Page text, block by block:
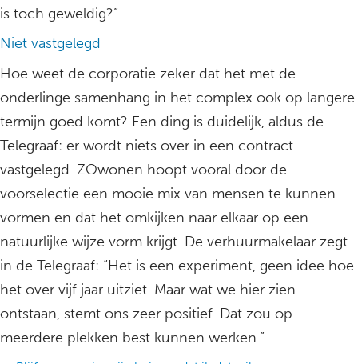
is toch geweldig?”
Niet vastgelegd
Hoe weet de corporatie zeker dat het met de
onderlinge samenhang in het complex ook op langere
termijn goed komt? Een ding is duidelijk, aldus de
Telegraaf: er wordt niets over in een contract
vastgelegd. ZOwonen hoopt vooral door de
voorselectie een mooie mix van mensen te kunnen
vormen en dat het omkijken naar elkaar op een
natuurlijke wijze vorm krijgt. De verhuurmakelaar zegt
in de Telegraaf: “Het is een experiment, geen idee hoe
het over vijf jaar uitziet. Maar wat we hier zien
ontstaan, stemt ons zeer positief. Dat zou op
meerdere plekken best kunnen werken.”